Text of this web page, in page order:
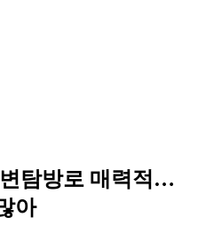
탐방로 매력적…
아